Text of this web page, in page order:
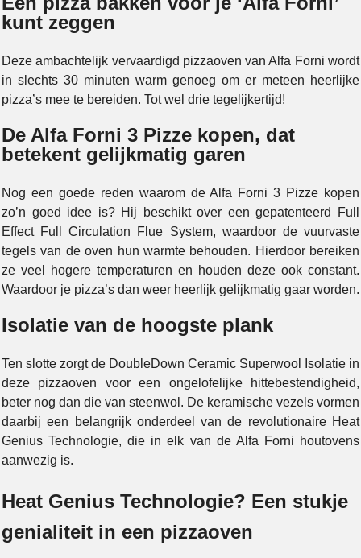
kunt zeggen
Deze ambachtelijk vervaardigd pizzaoven van Alfa Forni wordt
in slechts 30 minuten warm genoeg om er meteen heerlijke
pizza’s mee te bereiden. Tot wel drie tegelijkertijd!
De Alfa Forni 3 Pizze kopen, dat
betekent gelijkmatig garen
Nog een goede reden waarom de Alfa Forni 3 Pizze kopen
zo’n goed idee is? Hij beschikt over een gepatenteerd Full
Effect Full Circulation Flue System, waardoor de vuurvaste
tegels van de oven hun warmte behouden. Hierdoor bereiken
ze veel hogere temperaturen en houden deze ook constant.
Waardoor je pizza’s dan weer heerlijk gelijkmatig gaar worden.
Isolatie van de hoogste plank
Ten slotte zorgt de DoubleDown Ceramic Superwool Isolatie in
deze pizzaoven voor een ongelofelijke hittebestendigheid,
beter nog dan die van steenwol. De keramische vezels vormen
daarbij een belangrijk onderdeel van de revolutionaire Heat
Genius Technologie, die in elk van de Alfa Forni houtovens
aanwezig is.
Heat Genius Technologie? Een stukje
genialiteit in een pizzaoven